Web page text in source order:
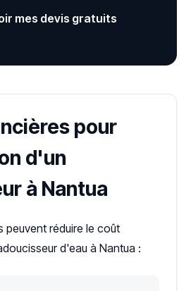
mes devis gratuits
pour
d'un
à Nantua
peuvent réduire le coût
d'eau à Nantua :